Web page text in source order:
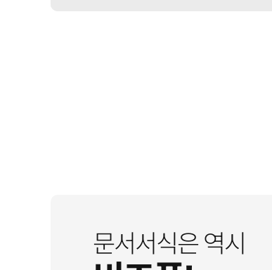
문서서식은 역시